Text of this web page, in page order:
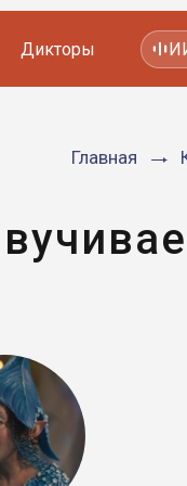
Мультфильмов
Дикторы
Главная